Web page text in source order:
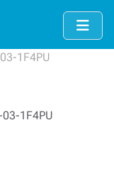
1F4PU
1F4PU